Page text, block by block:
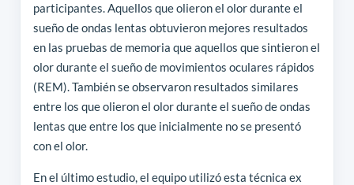
participantes. Aquellos que olieron el olor durante el
sueño de ondas lentas obtuvieron mejores resultados
en las pruebas de memoria que aquellos que sintieron el
olor durante el sueño de movimientos oculares rápidos
(REM). También se observaron resultados similares
entre los que olieron el olor durante el sueño de ondas
lentas que entre los que inicialmente no se presentó
con el olor.
En el último estudio, el equipo utilizó esta técnica ex